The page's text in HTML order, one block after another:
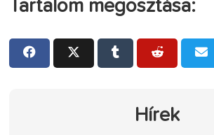
Tartalom megosztása:
Hírek